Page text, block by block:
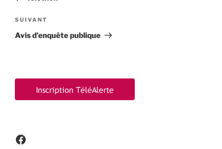
l’article
Article
suivant
SUIVANT
Avis d’enquête publique
Facebook